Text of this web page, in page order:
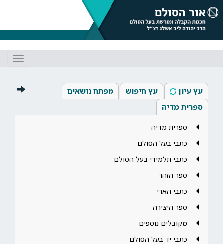
עץ עיון עץ חיפוש
מפתח נושאים
ספרית מדיה
ספרית מדיה
כתבי בעל הסולם
כתבי תלמידי בעל הסולם
ספר הזהר
כתבי הארי
ספר היצירה
מקובלים נוספים
כתבי יד בעל הסולם